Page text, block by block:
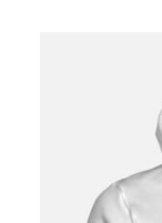
DOSTAWA